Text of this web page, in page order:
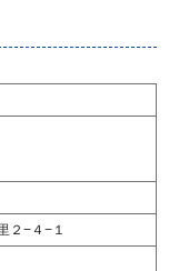
２−４−１